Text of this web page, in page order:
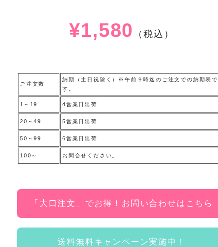
¥1,580 （税込）
ご注文数
納期（土日祝除く）※午前９時迄のご注文での納期表で
す。
1～19 4営業日出荷
20～49 5営業日出荷
50～99 6営業日出荷
100～ お問合せください。
「大口注文」でお得！お問い合わせはこちら
送料無料キャンペーン実施中！